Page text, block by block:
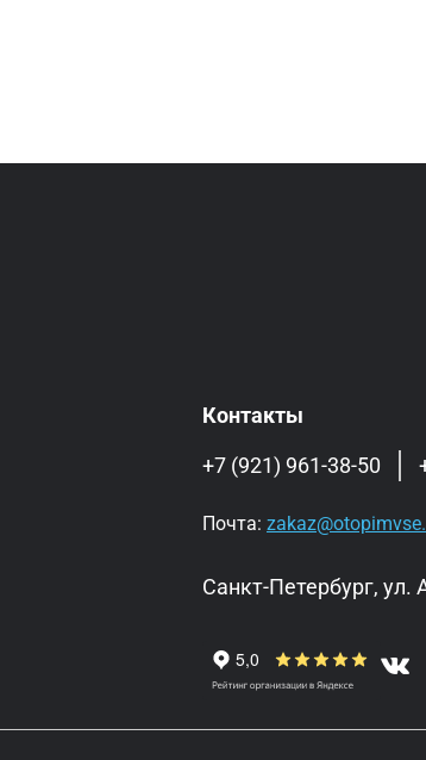
Контакты
+7 (921) 961-38-50
Почта:
Санкт-Петербург,